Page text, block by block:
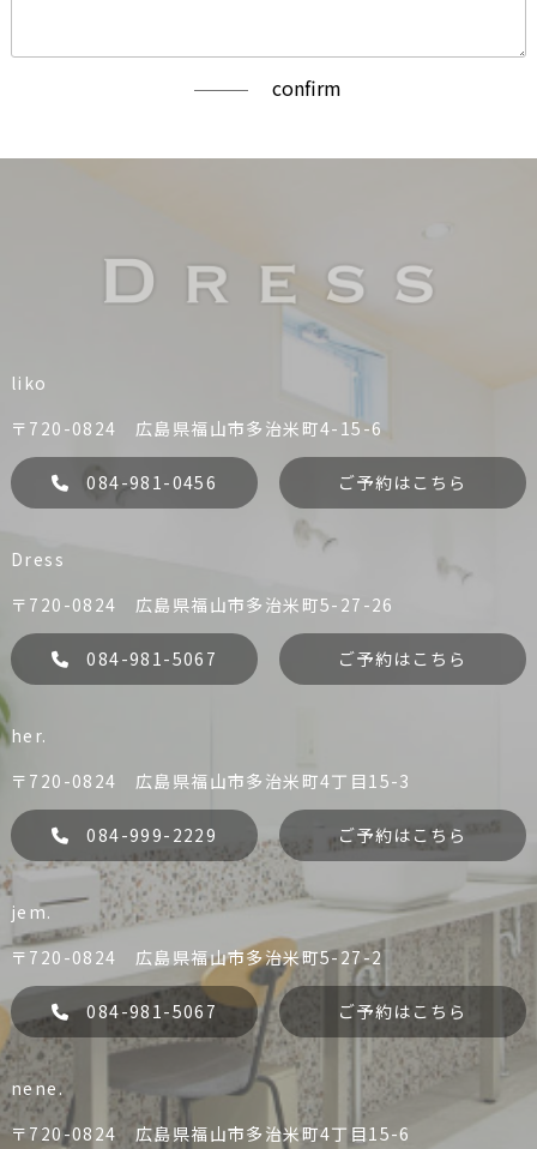
confirm
liko
084-981-0456
予約する
Dress
084-981-5067
her.
084-999-2229
jem.
084-981-5067
liko
〒720-0824 広島県福山市多治米町4-15-6
084-981-0456 ご予約はこちら
Dress
〒720-0824 広島県福山市多治米町5-27-26
084-981-5067 ご予約はこちら
her.
〒720-0824 広島県福山市多治米町4丁目15-3
084-999-2229 ご予約はこちら
jem.
〒720-0824 広島県福山市多治米町5-27-2
084-981-5067 ご予約はこちら
nene.
〒720-0824 広島県福山市多治米町4丁目15-6